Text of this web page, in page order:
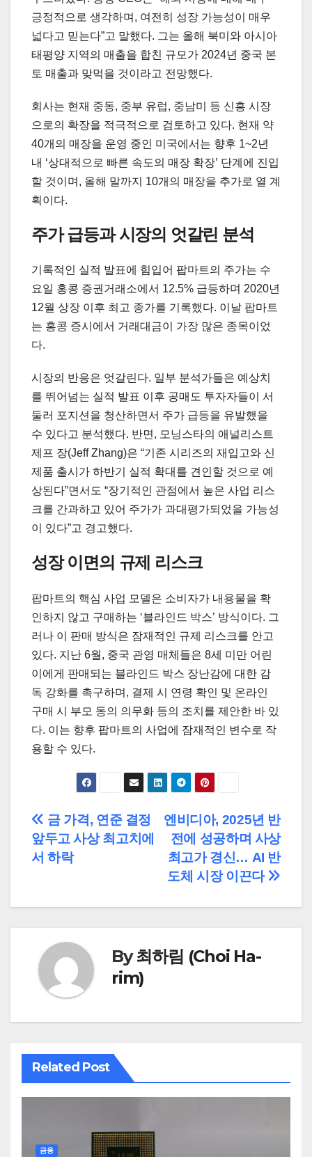
긍정적으로 생각하며, 여전히 성장 가능성이 매우
넓다고 믿는다”고 말했다. 그는 올해 북미와 아시아
태평양 지역의 매출을 합친 규모가 2024년 중국 본
토 매출과 맞먹을 것이라고 전망했다.
회사는 현재 중동, 중부 유럽, 중남미 등 신흥 시장
으로의 확장을 적극적으로 검토하고 있다. 현재 약
40개의 매장을 운영 중인 미국에서는 향후 1~2년
내 ‘상대적으로 빠른 속도의 매장 확장’ 단계에 진입
할 것이며, 올해 말까지 10개의 매장을 추가로 열 계
획이다.
주가 급등과 시장의 엇갈린 분석
기록적인 실적 발표에 힘입어 팝마트의 주가는 수
요일 홍콩 증권거래소에서 12.5% 급등하며 2020년
12월 상장 이후 최고 종가를 기록했다. 이날 팝마트
는 홍콩 증시에서 거래대금이 가장 많은 종목이었
다.
시장의 반응은 엇갈린다. 일부 분석가들은 예상치
를 뛰어넘는 실적 발표 이후 공매도 투자자들이 서
둘러 포지션을 청산하면서 주가 급등을 유발했을
수 있다고 분석했다. 반면, 모닝스타의 애널리스트
제프 장(Jeff Zhang)은 “기존 시리즈의 재입고와 신
제품 출시가 하반기 실적 확대를 견인할 것으로 예
상된다”면서도 “장기적인 관점에서 높은 사업 리스
크를 간과하고 있어 주가가 과대평가되었을 가능성
이 있다”고 경고했다.
성장 이면의 규제 리스크
팝마트의 핵심 사업 모델은 소비자가 내용물을 확
인하지 않고 구매하는 ‘블라인드 박스’ 방식이다. 그
러나 이 판매 방식은 잠재적인 규제 리스크를 안고
있다. 지난 6월, 중국 관영 매체들은 8세 미만 어린
이에게 판매되는 블라인드 박스 장난감에 대한 감
독 강화를 촉구하며, 결제 시 연령 확인 및 온라인
구매 시 부모 동의 의무화 등의 조치를 제안한 바 있
다. 이는 향후 팝마트의 사업에 잠재적인 변수로 작
용할 수 있다.
글
탐
엔비디아, 2025년 반
전에 성공하며 사상
최고가 경신… AI 반
도체 시장 이끈다
금 가격, 연준 결정
앞두고 사상 최고치에
서 하락
By최하림 (Choi Ha-
rim)
Related Post
금융